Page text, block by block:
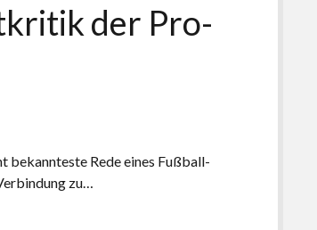
der Pro-
bekannteste Rede eines Fußball-
zu…